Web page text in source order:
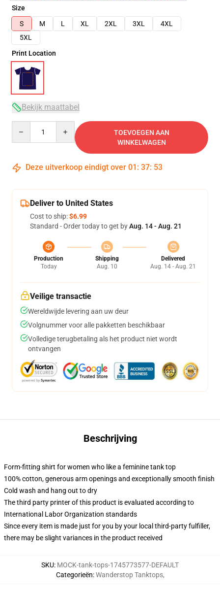
Size
S
M L XL 2XL 3XL
4XL
5XL
Print Location
Bekijk maattabel
TOEVOEGEN AAN
WINKELWAGEN
Deze uitverkoop eindigt over 01 : 37: 53
Deliver to United States
Cost to ship:$6.99
Standard - Order today to get byAug. 14 - Aug. 21
Production
Today
Shipping
Aug. 10
Delivered
Aug. 14 - Aug. 21
Veilige transactie
Wereldwijde levering aan uw deur
Volgnummer voor alle pakketten beschikbaar
Volledige terugbetaling als het product niet wordt
ontvangen
Beschrijving
Form-fitting shirt for women who like a feminine tank top
100% cotton, generous arm openings and exceptionally smooth finish
Cold wash and hang out to dry
The third party printer of this product is evaluated according to
International Labor Organization standards
Since every item is made just for you by your local third-party fulfiller,
there may be slight variances in the product received
SKU: MOCK-tank-tops-1745773577-DEFAULT
Categorieën:Wanderstop Tanktops,